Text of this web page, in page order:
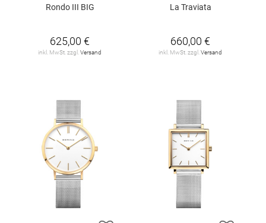
Rondo III BIG
625,00 €
inkl. MwSt. zzgl. Versand
La Traviata
660,00 €
inkl. MwSt. zzgl. Versand